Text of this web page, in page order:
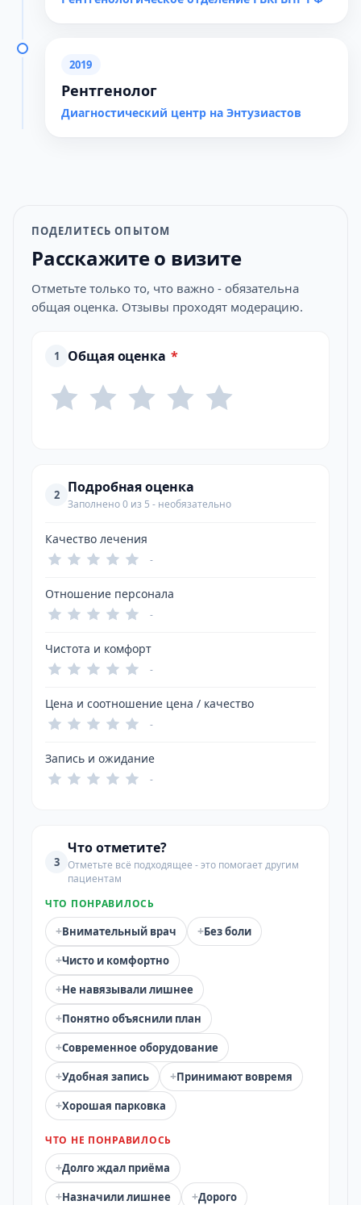
2019
Рентгенолог
Диагностический центр на Энтузиастов
ПОДЕЛИТЕСЬ ОПЫТОМ
Расскажите о визите
Отметьте только то, что важно - обязательна
общая оценка. Отзывы проходят модерацию.
1 Общая оценка *
2 Подробная оценка
Заполнено 0 из 5 - необязательно
Качество лечения
-
Отношение персонала
-
Чистота и комфорт
-
Цена и соотношение цена / качество
-
Запись и ожидание
-
3
Что отметите?
Отметьте всё подходящее - это помогает другим
пациентам
ЧТО ПОНРАВИЛОСЬ
+Внимательный врач +Без боли
+Чисто и комфортно
+Не навязывали лишнее
+Понятно объяснили план
+Современное оборудование
+Удобная запись +Принимают вовремя
+Хорошая парковка
ЧТО НЕ ПОНРАВИЛОСЬ
+Долго ждал приёма
+Назначили лишнее +Дорого